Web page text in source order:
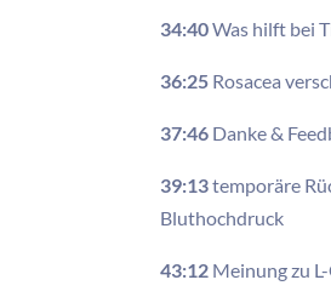
34:40Was hilft bei
36:25 Rosacea
37:46 Danke &
39:13temporäre
Bluthochdruck
43:12 Meinung zu